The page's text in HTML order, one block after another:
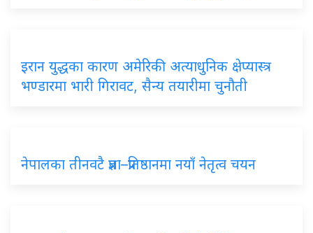
इरान युद्धका कारण अमेरिकी अत्याधुनिक क्षेप्यास्त्र
भण्डारमा भारी गिरावट, सैन्य तयारीमा चुनौती
नेपालका तीनवटै प्रज्ञा–प्रतिष्ठानमा नयाँ नेतृत्व चयन